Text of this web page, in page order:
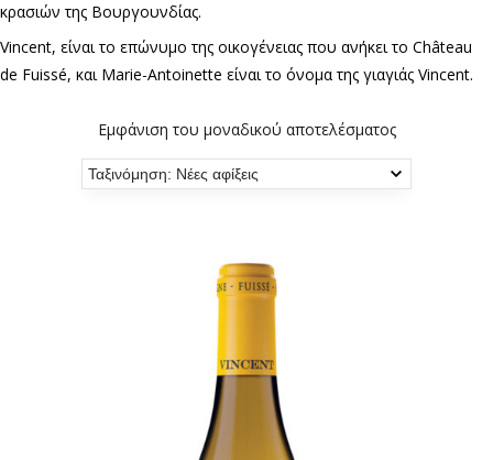
κρασιών της Βουργουνδίας.
Vincent, είναι το επώνυμο της οικογένειας που ανήκει το Château
de Fuissé, και Marie-Antoinette είναι το όνομα της γιαγιάς Vincent.
Εμφάνιση του μοναδικού αποτελέσματος